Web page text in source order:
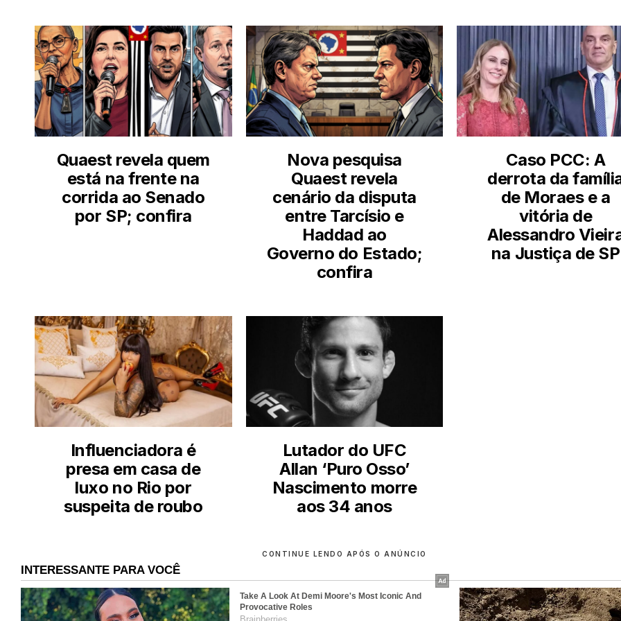
Quaest revela quem
está na frente na
corrida ao Senado
por SP; confira
Nova pesquisa
Quaest revela
cenário da disputa
entre Tarcísio e
Haddad ao
Governo do Estado;
confira
Caso PCC: A
derrota da
de Moraes e a
vitória de
Alessandro
na Justiça de SP
Influenciadora é
presa em casa de
luxo no Rio por
suspeita de roubo
Lutador do UFC
Allan ‘Puro Osso’
Nascimento morre
aos 34 anos
CONTINUE LENDO APÓS O ANÚNCIO
INTERESSANTE PARA VOCÊ
Take A Look At Demi Moore's Most Iconic And
Provocative Roles